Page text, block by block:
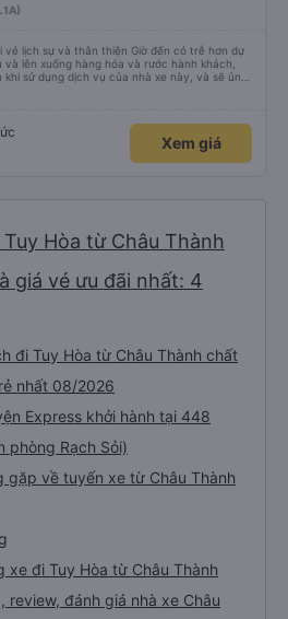
vẻ lịch sự và thân thiện Giờ đến có trễ hơn dự
và lên xuống hàng hóa và rước hành khách,
sử dụng dịch vụ của nhà xe này, và sẽ ủng
sử dụng dịch vụ của nhà xe này
Xem giá
Hòa từ Châu Thành
giá vé ưu đãi nhất: 4
đi Tuy Hòa từ Châu Thành chất
nhất 08/2026
Express khởi hành tại 448
phòng Rạch Sỏi)
gặp về tuyến xe từ Châu Thành
xe đi Tuy Hòa từ Châu Thành
review, đánh giá nhà xe Châu